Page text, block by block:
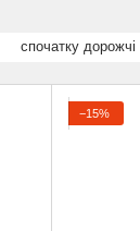
спочатку дорожчі
−15%